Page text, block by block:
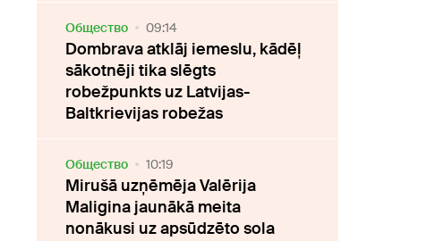
Oбщество 09:14
Dombrava atklāj iemeslu, kādēļ
sākotnēji tika slēgts
robežpunkts uz Latvijas-
Baltkrievijas robežas
Oбщество 10:19
Mirušā uzņēmēja Valērija
Maligina jaunākā meita
nonākusi uz apsūdzēto sola